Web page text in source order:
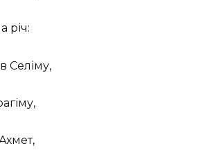
річ:
Селіму,